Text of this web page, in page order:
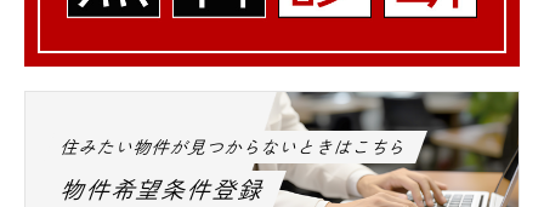
住みたい物件が見つからないときはこちら
物件希望条件登録